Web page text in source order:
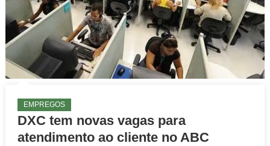
EMPREGOS
DXC tem novas vagas para
atendimento ao cliente no ABC